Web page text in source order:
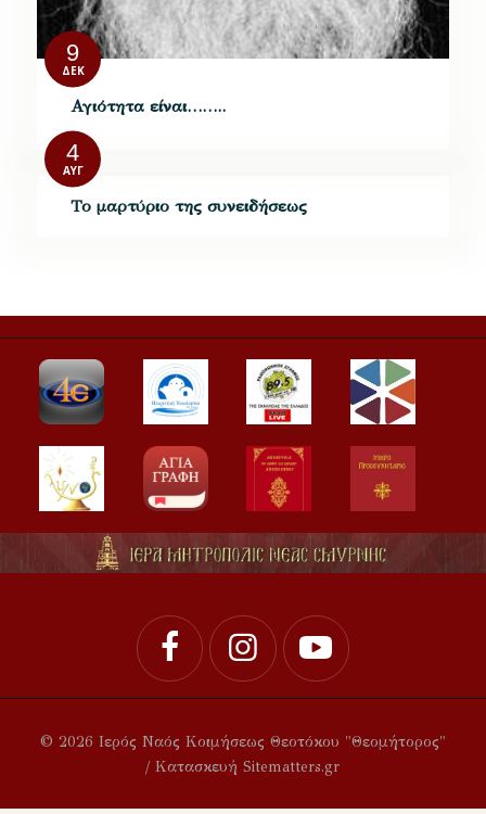
9
ΔΕΚ
Αγιότητα είναι……..
4
ΑΥΓ
Το μαρτύριο της συνειδήσεως
© 2026 Ιερός Ναός Κοιμήσεως Θεοτόκου "Θεομήτορος"
/ Κατασκευή Sitematters.gr